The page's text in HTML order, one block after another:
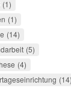
1
1
14
5
4
14